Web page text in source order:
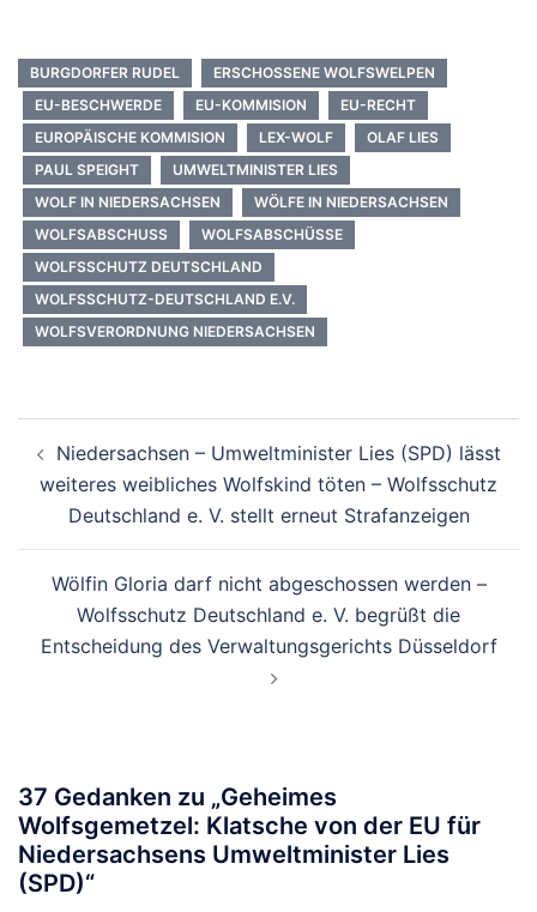
BURGDORFER RUDEL
ERSCHOSSENE WOLFSWELPEN
EU-BESCHWERDE
EU-KOMMISION
EU-RECHT
EUROPÄISCHE KOMMISION
LEX-WOLF
OLAF LIES
PAUL SPEIGHT
UMWELTMINISTER LIES
WOLF IN NIEDERSACHSEN
WÖLFE IN NIEDERSACHSEN
WOLFSABSCHUSS
WOLFSABSCHÜSSE
WOLFSSCHUTZ DEUTSCHLAND
WOLFSSCHUTZ-DEUTSCHLAND E.V.
WOLFSVERORDNUNG NIEDERSACHSEN
Niedersachsen – Umweltminister Lies (SPD) lässt
weiteres weibliches Wolfskind töten – Wolfsschutz
Deutschland e. V. stellt erneut Strafanzeigen
Wölfin Gloria darf nicht abgeschossen werden –
Wolfsschutz Deutschland e. V. begrüßt die
Entscheidung des Verwaltungsgerichts Düsseldorf
37 Gedanken zu „Geheimes
Wolfsgemetzel: Klatsche von der EU für
Niedersachsens Umweltminister Lies
(SPD)“